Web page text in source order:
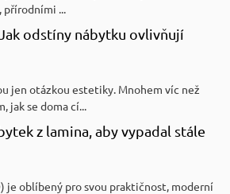
přírodními ...
odstíny nábytku ovlivňují
jen otázkou estetiky. Mnohem víc než
jak se doma cí...
z lamina, aby vypadal stále
je oblíbený pro svou praktičnost, moderní